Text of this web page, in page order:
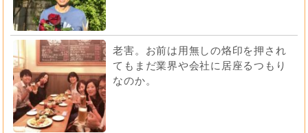
老害。お前は用無しの烙印を押され
てもまだ業界や会社に居座るつもり
なのか。